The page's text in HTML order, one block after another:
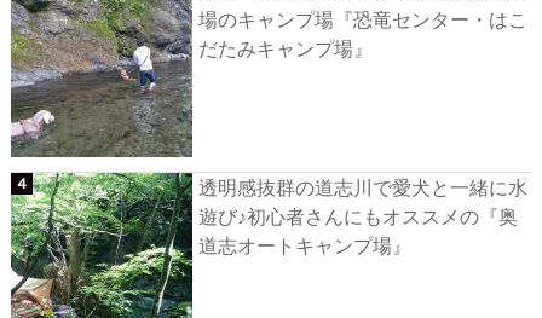
場のキャンプ場『恐竜センター・はこ
だたみキャンプ場』
透明感抜群の道志川で愛犬と一緒に水
遊び♪初心者さんにもオススメの『奥
道志オートキャンプ場』